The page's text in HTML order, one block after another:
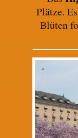
Plätze.
Blüten